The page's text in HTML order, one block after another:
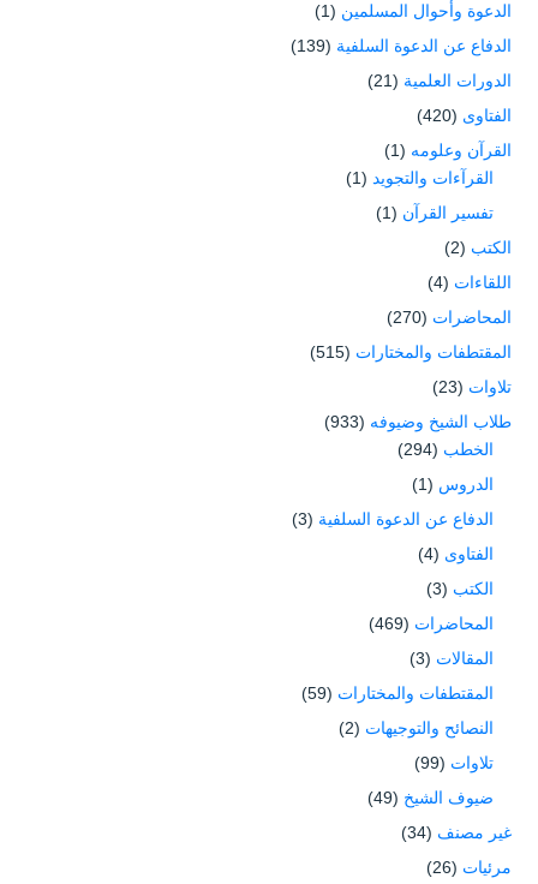
الدعوة وأحوال المسلمين (1)
الدفاع عن الدعوة السلفية (139)
الدورات العلمية (21)
الفتاوى (420)
القرآن وعلومه (1)
القرآءات والتجويد (1)
تفسير القرآن (1)
الكتب (2)
اللقاءات (4)
المحاضرات (270)
المقتطفات والمختارات (515)
تلاوات (23)
طلاب الشيخ وضيوفه (933)
الخطب (294)
الدروس (1)
الدفاع عن الدعوة السلفية (3)
الفتاوى (4)
الكتب (3)
المحاضرات (469)
المقالات (3)
المقتطفات والمختارات (59)
النصائح والتوجيهات (2)
تلاوات (99)
ضيوف الشيخ (49)
غير مصنف (34)
مرئيات (26)